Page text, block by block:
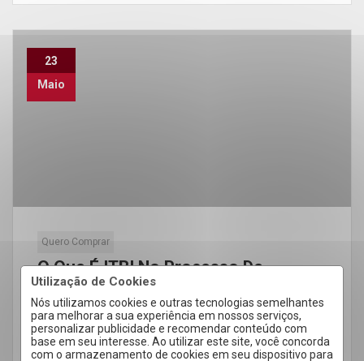
Utilização de Cookies
Nós utilizamos cookies e outras tecnologias semelhantes
para melhorar a sua experiência em nossos serviços,
personalizar publicidade e recomendar conteúdo com
base em seu interesse. Ao utilizar este site, você concorda
com o armazenamento de cookies em seu dispositivo para
23
Maio
Quero Comprar
O Que É ITBI No Processo De
Compra De Imóvel?
A compra de um imóvel em Cacoal é uma decisão
importante e que envolve diversos processos